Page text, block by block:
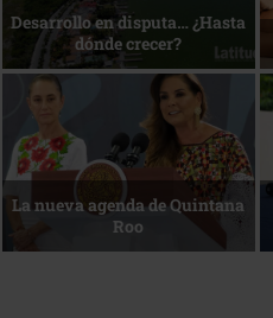
Bottega, un viaje servido a la
mesa
Reconocimiento de viajeros